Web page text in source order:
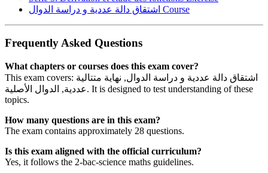
Course
Frequently Asked Questions
What chapters or courses does this exam cover?
This exam covers: اشتقاق دالة عددية و دراسة الدوال, نهاية متتالية
عددية, الدوال الأصلية. It is designed to test understanding of these
topics.
How many questions are in this exam?
The exam contains approximately 28 questions.
Is this exam aligned with the official curriculum?
Yes, it follows the 2-bac-science maths guidelines.